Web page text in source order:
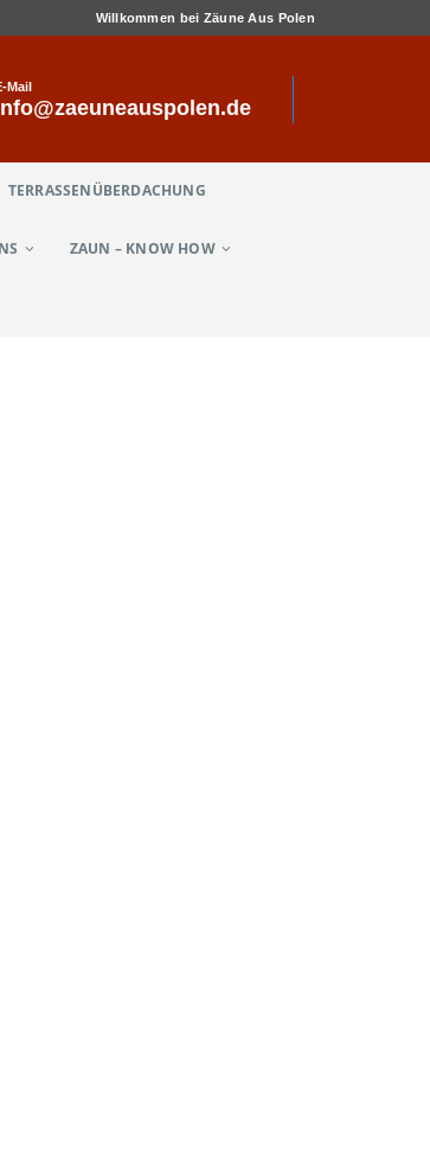
Willkommen bei Zäune Aus Polen
Mail
TERRASSENÜBERDACHUNG
ZAUN – KNOW HOW